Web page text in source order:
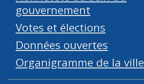
gouvernement
Votes et élections
Données ouvertes
Organigramme de la ville